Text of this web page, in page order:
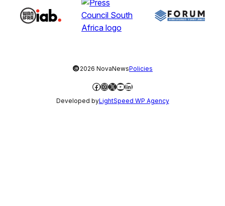
©2026 NovaNewsPolicies
Facebook
Instagram
X YouTube
LinkedIn
Developed byLightSpeed WP Agency